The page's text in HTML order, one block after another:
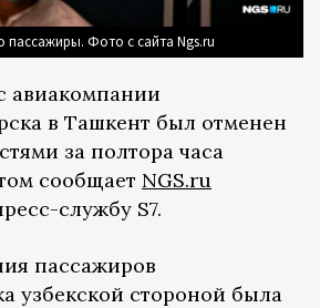
пассажиры. Фото с сайта Ngs.ru
авиакомпании
в Ташкент был отменен
за полтора часа
сообщает NGS.ru
службу S7.
пассажиров
узбекской стороной была